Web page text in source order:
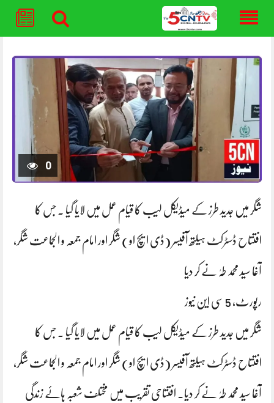
content
0
شگر میں جدید طرز کے میڈیکل لیب کا قیام عمل میں لایا گیا ۔ جس کا
افتتاح ڈسٹرکٹ ہیلتھ آفیسر (ڈی ایچ او) شگر اور امام جمعہ و الجماعت شگر،
آغا سید محمد طہٰ نے کر دیا
رپورٹ، 5 سی این نیوز
شگر میں جدید طرز کے میڈیکل لیب کا قیام عمل میں لایا گیا ۔ جس کا
افتتاح ڈسٹرکٹ ہیلتھ آفیسر (ڈی ایچ او) شگر اور امام جمعہ و الجماعت شگر،
آغا سید محمد طہٰ نے کر دیا۔ افتتاحی تقریب میں مختلف شعبہ ہائے زندگی